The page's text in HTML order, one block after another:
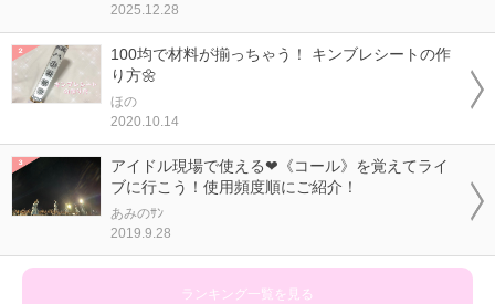
2025.12.28
100均で材料が揃っちゃう！ キンブレシートの作
り方🌼
ほの
2020.10.14
アイドル現場で使える❤《コール》を覚えてライ
ブに行こう！使用頻度順にご紹介！
あみのｻﾝ
2019.9.28
ランキング一覧を見る